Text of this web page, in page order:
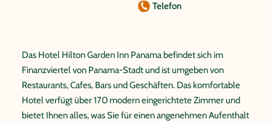
Telefon
Das Hotel Hilton Garden Inn Panama befindet sich im
Finanzviertel von Panama-Stadt und ist umgeben von
Restaurants, Cafes, Bars und Geschäften. Das komfortable
Hotel verfügt über 170 modern eingerichtete Zimmer und
bietet Ihnen alles, was Sie für einen angenehmen Aufenthalt